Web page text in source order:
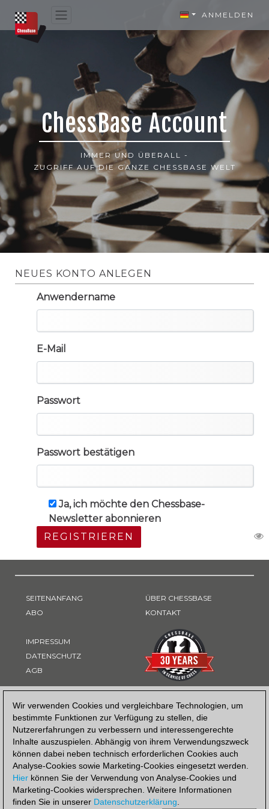
Wir verwenden Cookies und vergleichbare Technologien, um
bestimmte Funktionen zur Verfügung zu stellen, die
Nutzererfahrungen zu verbessern und interessengerechte
Inhalte auszuspielen. Abhängig von ihrem Verwendungszweck
können dabei neben technisch erforderlichen Cookies auch
Analyse-Cookies sowie Marketing-Cookies eingesetzt werden.
Hier können Sie der Verwendung von Analyse-Cookies und
Marketing-Cookies widersprechen. Weitere Informationen
finden Sie in unserer Datenschutzerklärung.
ANMELDEN
ChessBase Account
IMMER UND ÜBERALL -
ZUGRIFF AUF DIE GANZE CHESSBASE WELT
NEUES KONTO ANLEGEN
Anwendername
E-Mail
Passwort
Passwort bestätigen
Ja, ich möchte den Chessbase-
Newsletter abonnieren
REGISTRIEREN
SEITENANFANG
ABO
IMPRESSUM
DATENSCHUTZ
AGB
ÜBER CHESSBASE
KONTAKT
ZAHLUNGSART